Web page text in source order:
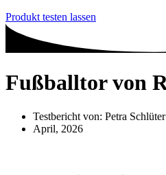
Produkt testen lassen
Fußballtor von
Testbericht von: Petra Schlüter
April, 2026